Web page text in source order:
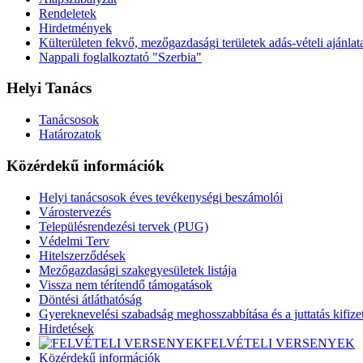
Rendeletek
Hirdetmények
Külterületen fekvő, mezőgazdasági területek adás-vételi
Nappali foglalkoztató "Szerbia"
Helyi Tanács
Tanácsosok
Határozatok
Közérdekű információk
Helyi tanácsosok éves tevékenységi beszámolói
Várostervezés
Településrendezési tervek (PUG)
Védelmi Terv
Hitelszerződések
Mezőgazdasági szakegyesületek listája
Vissza nem térítendő támogatások
Döntési átláthatóság
Gyereknevelési szabadság meghosszabbítása és a juttatás
Hirdetések
FELVÉTELI VERSENYEK
Közérdekű információk